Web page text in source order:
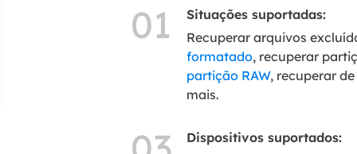
01
Situações suportadas:
Recuperar arquivos
formatado, recuperar
partição RAW, recuperar
mais.
Dispositivos suportados: